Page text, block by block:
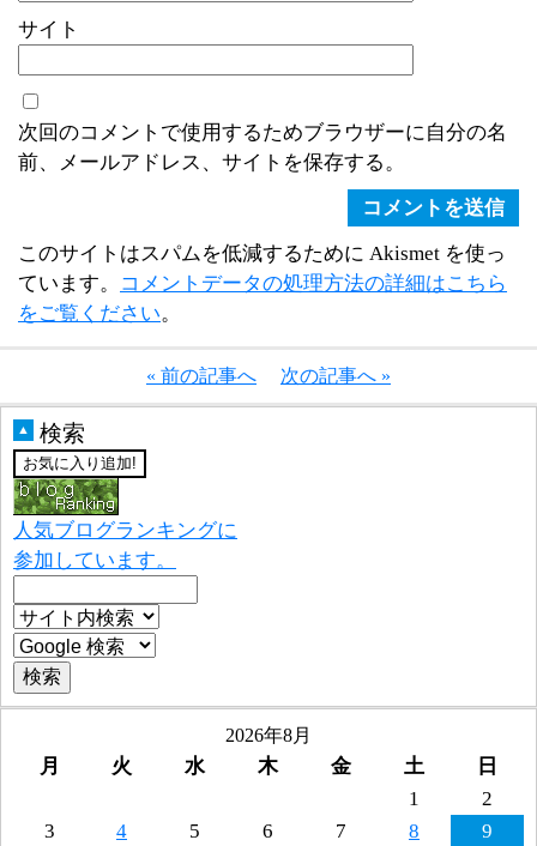
サイト
次回のコメントで使用するためブラウザーに自分の名
前、メールアドレス、サイトを保存する。
このサイトはスパムを低減するために Akismet を使っ
ています。
コメントデータの処理方法の詳細はこちら
をご覧ください。
« 前の記事へ 次の記事へ »
▲ 検索
人気ブログランキングに
参加しています。
2026年8月
月 火 水 木 金 土
日
1
2
3
4 5 6 7 8 9